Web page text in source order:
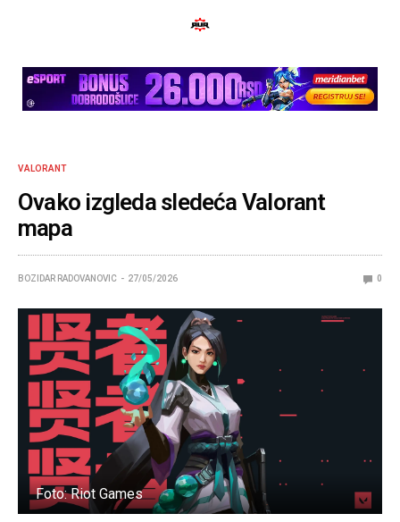
VALORANT
Ovako izgleda sledeća Valorant
mapa
BOZIDAR RADOVANOVIC 27/05/2026 0
Foto: Riot Games